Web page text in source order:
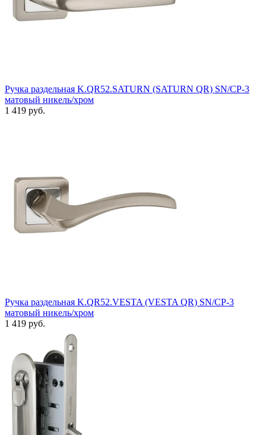
Ручка раздельная K.QR52.SATURN (SATURN QR) SN/CP-3
матовый никель/хром
1 419 руб.
Ручка раздельная K.QR52.VESTA (VESTA QR) SN/CP-3
матовый никель/хром
1 419 руб.